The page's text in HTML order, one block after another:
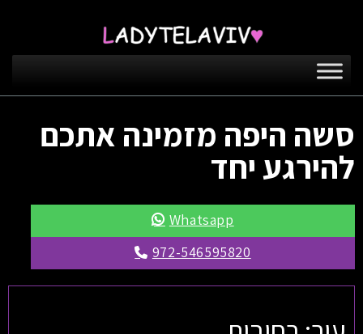
סשה היפה מזמינה אתכם
להירגע יחד
Whatsapp
972-546595820